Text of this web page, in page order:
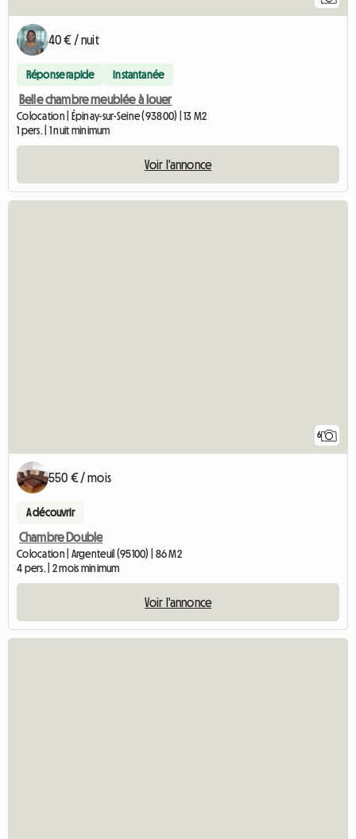
40 € / nuit
Réponse rapide Instantanée
Belle chambre meublée à louer
Colocation | Épinay-sur-Seine (93800) | 13 M2
1 pers. | 1 nuit minimum
Voir l'annonce
6
550 € / mois
A découvrir
Chambre Double
Colocation | Argenteuil (95100) | 86 M2
4 pers. | 2 mois minimum
Voir l'annonce